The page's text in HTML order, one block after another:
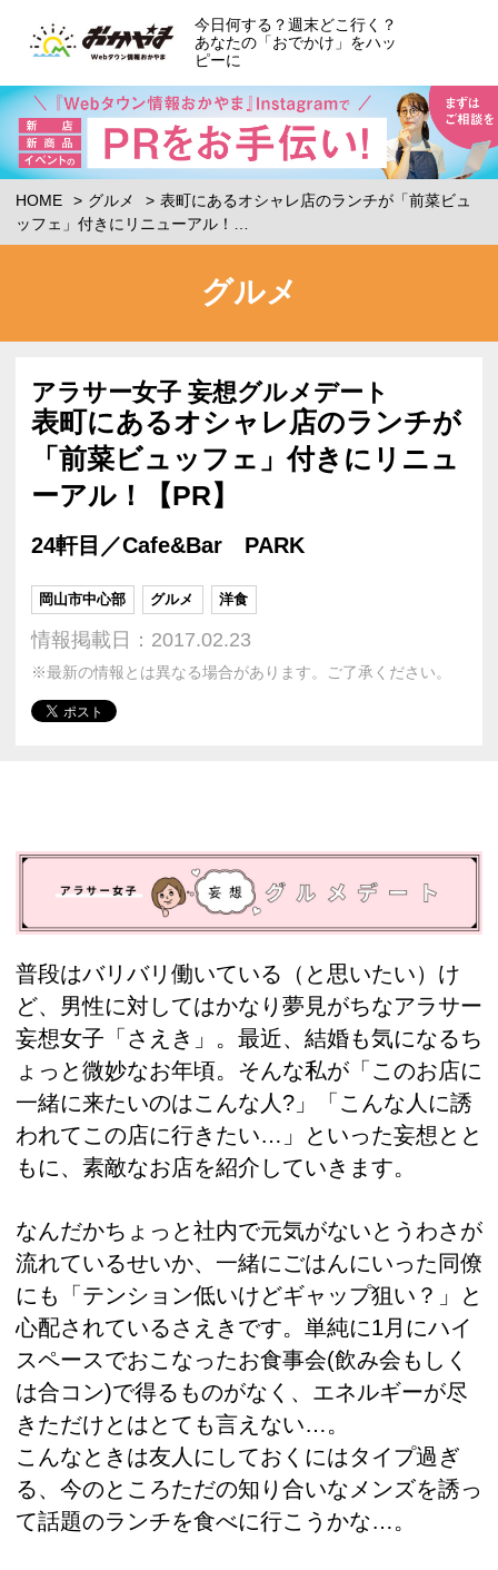
今日何する？週末どこ行く？
あなたの「おでかけ」をハッ
ピーに
HOME グルメ
表町にあるオシャレ店のランチが「前菜ビュ
ッフェ」付きにリニューアル！…
グルメ
アラサー女子 妄想グルメデート
表町にあるオシャレ店のランチが
「前菜ビュッフェ」付きにリニュ
ーアル！【PR】
24軒目／Cafe&Bar PARK
岡山市中心部 グルメ 洋食
情報掲載日：2017.02.23
※最新の情報とは異なる場合があります。ご了承ください。
普段はバリバリ働いている（と思いたい）け
ど、男性に対してはかなり夢見がちなアラサー
妄想女子「さえき」。最近、結婚も気になるち
ょっと微妙なお年頃。そんな私が「このお店に
一緒に来たいのはこんな人?」「こんな人に誘
われてこの店に行きたい…」といった妄想とと
もに、素敵なお店を紹介していきます。
なんだかちょっと社内で元気がないとうわさが
流れているせいか、一緒にごはんにいった同僚
にも「テンション低いけどギャップ狙い？」と
心配されているさえきです。単純に1月にハイ
スペースでおこなったお食事会(飲み会もしく
は合コン)で得るものがなく、エネルギーが尽
きただけとはとても言えない…。
こんなときは友人にしておくにはタイプ過ぎ
る、今のところただの知り合いなメンズを誘っ
て話題のランチを食べに行こうかな…。